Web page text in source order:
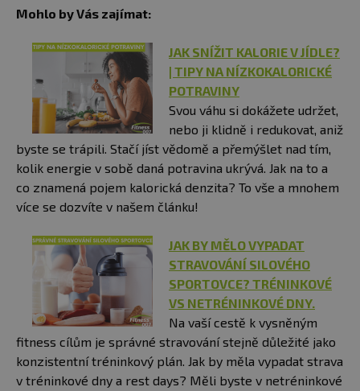
Mohlo by Vás zajímat:
JAK SNÍŽIT KALORIE V JÍDLE?
| TIPY NA NÍZKOKALORICKÉ
POTRAVINY
Svou váhu si dokážete udržet,
nebo ji klidně i redukovat, aniž
byste se trápili. Stačí jíst vědomě a přemýšlet nad tím,
kolik energie v sobě daná potravina ukrývá. Jak na to a
co znamená pojem kalorická denzita? To vše a mnohem
více se dozvíte v našem článku!
JAK BY MĚLO VYPADAT
STRAVOVÁNÍ SILOVÉHO
SPORTOVCE? TRÉNINKOVÉ
VS NETRÉNINKOVÉ DNY.
Na vaší cestě k vysněným
fitness cílům je správné stravování stejně důležité jako
konzistentní tréninkový plán. Jak by měla vypadat strava
v tréninkové dny a rest days? Měli byste v netréninkové